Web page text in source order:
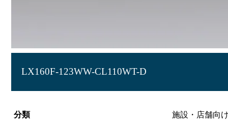
LX160F-123WW-CL110WT-D
分類
施設・店舗向